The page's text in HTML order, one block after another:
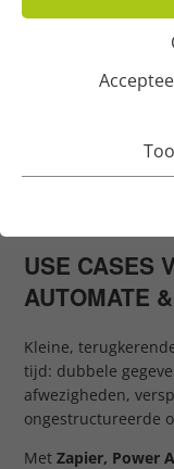
Use cases met Zapier &
USE CASES
AUTOMATE
Kleine,
tijd: dubbele
afwezigheden,
ongestructureerde
Met Zapier, Power